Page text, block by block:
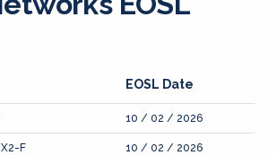
EOSL Date
10 / 02 / 2026
F 10 / 02 / 2026